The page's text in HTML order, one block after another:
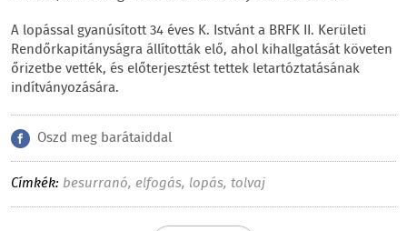
A lopással gyanúsított 34 éves K. Istvánt a BRFK II. Kerületi
Rendőrkapitányságra állították elő, ahol kihallgatását követen
őrizetbe vették, és előterjesztést tettek letartóztatásának
indítványozására.
Oszd meg barátaiddal
Címkék: besurranó, elfogás, lopás, tolvaj